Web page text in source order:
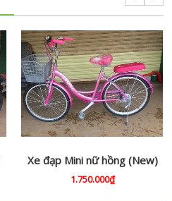
Xe đạp Mini nữ hồng (New)
1.750.000₫